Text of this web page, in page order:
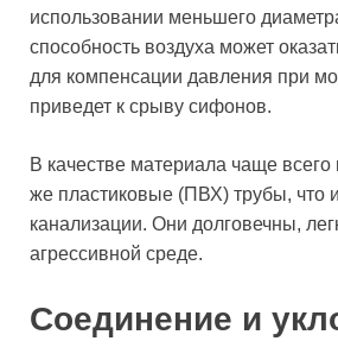
использовании меньшего
способность воздуха может
для компенсации давления при
приведет к срыву сифонов.
В качестве материала чаще всего
же пластиковые (ПВХ) трубы, что
канализации. Они долговечны,
агрессивной среде.
Соединение и